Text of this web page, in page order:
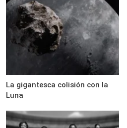
La gigantesca colisión con la
Luna